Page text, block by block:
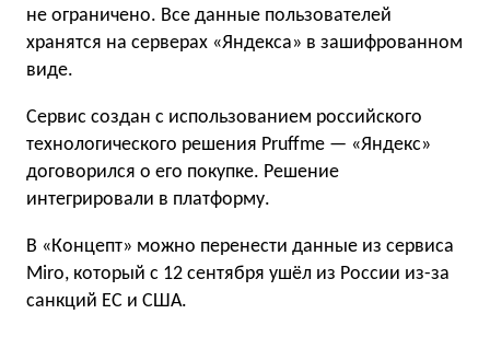
не ограничено. Все данные пользователей
хранятся на серверах «Яндекса» в зашифрованном
виде.
Сервис создан с использованием российского
технологического решения Pruffme — «Яндекс»
договорился о его покупке. Решение
интегрировали в платформу.
В «Концепт» можно перенести данные из сервиса
Miro, который с 12 сентября ушёл из России из-за
санкций ЕС и США.